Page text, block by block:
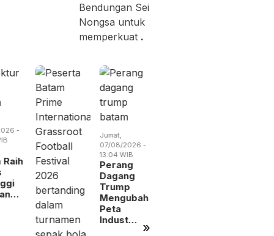
Bendungan Sei
Nongsa untuk
memperkuat .
»
-
Raih
Jumat,
07/08/2026 -
13:04 WIB
Perang
Dagang
Trump
Mengubah
Peta
Indust…